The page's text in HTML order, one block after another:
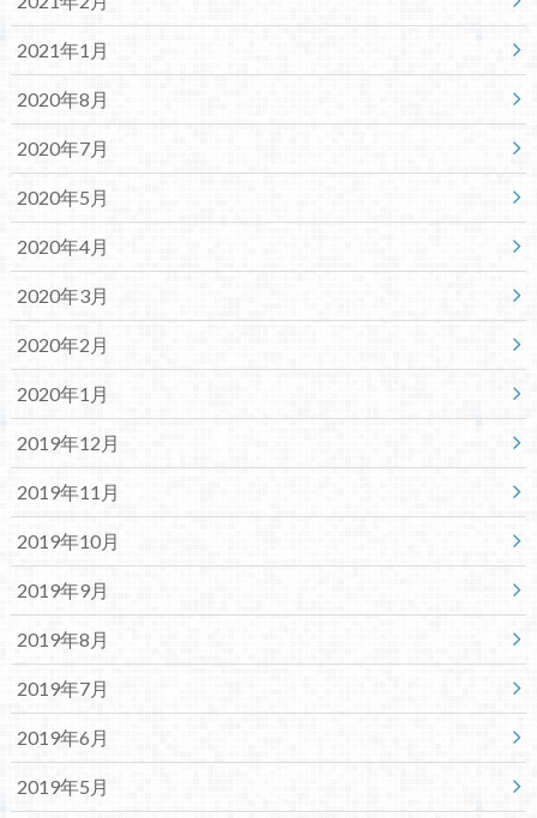
2021年1月
2020年8月
2020年7月
2020年5月
2020年4月
2020年3月
2020年2月
2020年1月
2019年12月
2019年11月
2019年10月
2019年9月
2019年8月
2019年7月
2019年6月
2019年5月